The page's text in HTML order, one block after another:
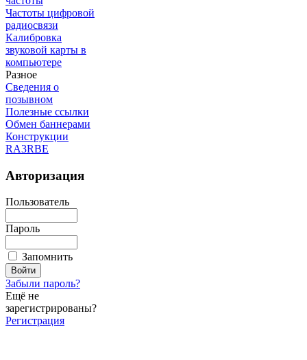
Частоты цифровой
радиосвязи
Калибровка
звуковой карты в
компьютере
Разное
Сведения о
позывном
Полезные ссылки
Обмен баннерами
Конструкции
RA3RBE
Авторизация
Пользователь
Пароль
Запомнить
Забыли пароль?
Ещё не
зарегистрированы?
Регистрация